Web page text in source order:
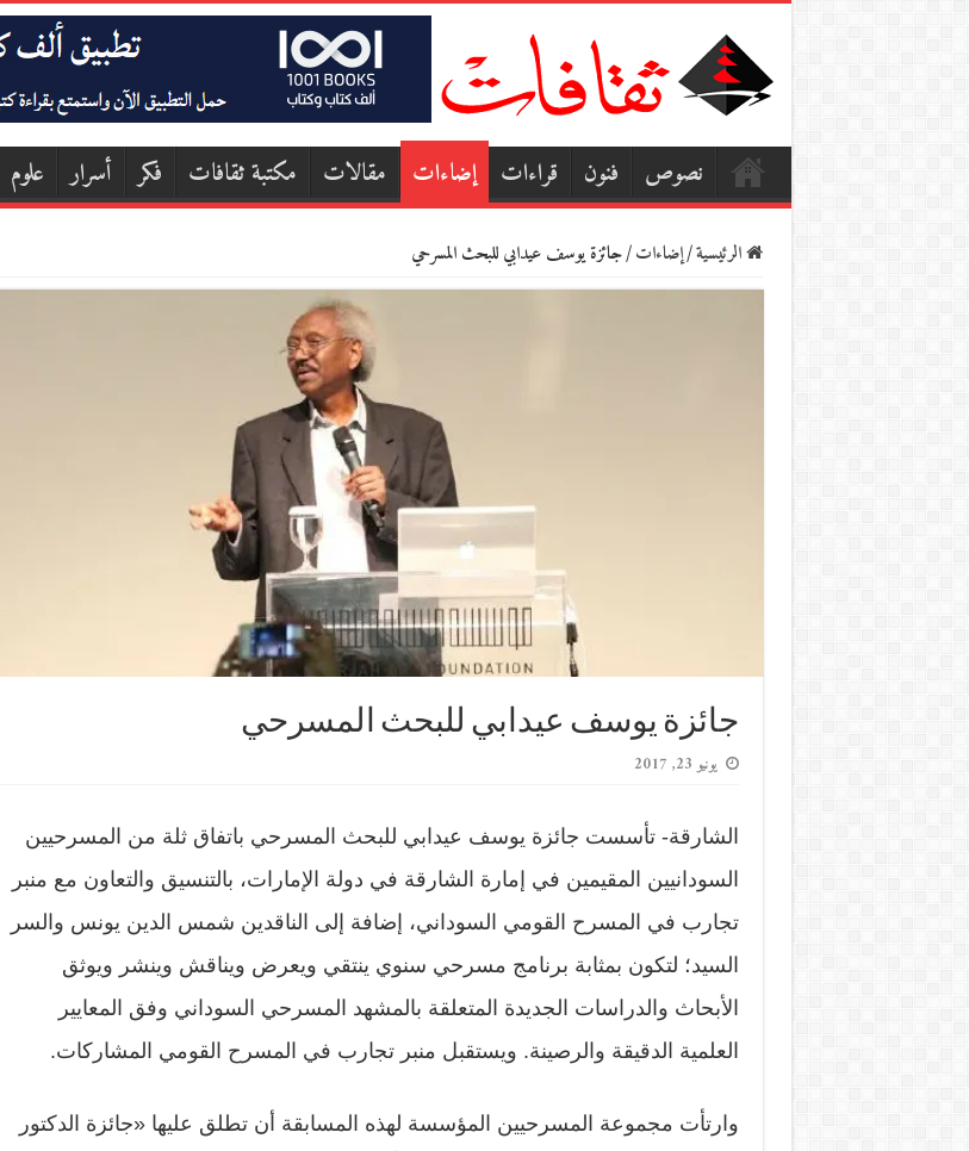
نصوص فنون قراءات إضاءات مقالات مكتبة ثقافات فكر أسرار علوم
الرئيسية/إضاءات/جائزة يوسف عيدابي للبحث المسرحي
جائزة يوسف عيدابي للبحث المسرحي
يونيو 23, 2017
الشارقة- تأسست جائزة يوسف عيدابي للبحث المسرحي باتفاق ثلة من المسرحيين
السودانيين المقيمين في إمارة الشارقة في دولة الإمارات، بالتنسيق والتعاون مع منبر
تجارب في المسرح القومي السوداني، إضافة إلى الناقدين شمس الدين يونس والسر
السيد؛ لتكون بمثابة برنامج مسرحي سنوي ينتقي ويعرض ويناقش وينشر ويوثق
الأبحاث والدراسات الجديدة المتعلقة بالمشهد المسرحي السوداني وفق المعايير
العلمية الدقيقة والرصينة. ويستقبل منبر تجارب في المسرح القومي المشاركات.
وارتأت مجموعة المسرحيين المؤسسة لهذه المسابقة أن تطلق عليها «جائزة الدكتور